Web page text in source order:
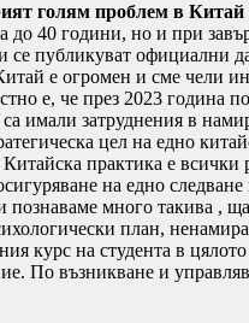
голям проблем в Китай
до 40 години, но и при
се публикуват официални
е огромен и сме чели
е, че през 2023 година
имали затруднения в
цел на едно
Китайска практика е
на едно
познаваме много такива ,
план,
курс на студента в
По възникване и